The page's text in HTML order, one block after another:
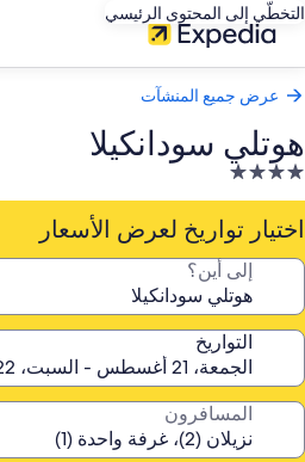
التخطّي إلى المحتوى الرئيسي
عرض جميع المنشآت
هوتلي سودانكيلا
منشأة
فندقية
مصنفة
4.0
اختيار تواريخ لعرض الأسعار
إلى أين؟
التواريخ
المسافرون